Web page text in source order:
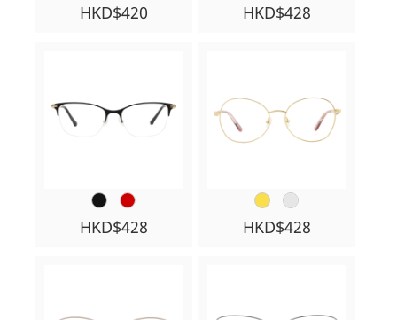
HKD$420 HKD$428
HKD$428 HKD$428